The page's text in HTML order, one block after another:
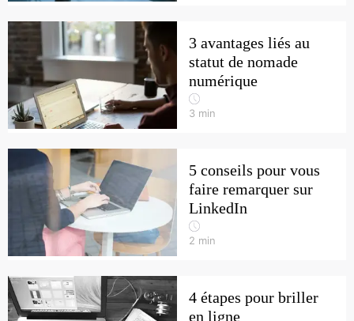
3 avantages liés au
statut de nomade
numérique
3 min
5 conseils pour vous
faire remarquer sur
LinkedIn
2 min
4 étapes pour briller
en ligne